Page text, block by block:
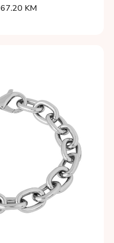
67.20 KM